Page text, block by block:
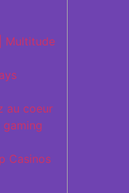
Multitude
au coeur
gaming
Casinos